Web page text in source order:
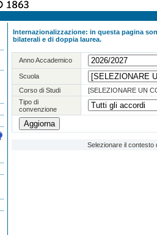
Internazionalizzazione: in questa pagina
bilaterali e di doppia laurea.
Anno Accademico
Scuola
Corso di Studi
[SELEZIONARE UN
Tipo di
convenzione
Selezionare il